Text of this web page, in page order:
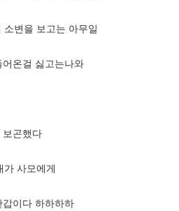
변을 보고는 아무일
온걸 싫고는나와
보곤했다
가 사모에게
이다 하하하하